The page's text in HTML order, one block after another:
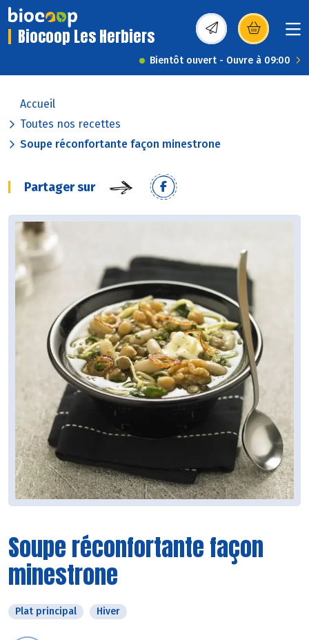
Biocoop Les Herbiers (s’ouvre dans une
Bientôt ouvert - Ouvre à 09:00
Accueil
Toutes nos recettes
Soupe réconfortante façon minestrone
Partager sur
Soupe réconfortante façon
minestrone
Plat principal Hiver